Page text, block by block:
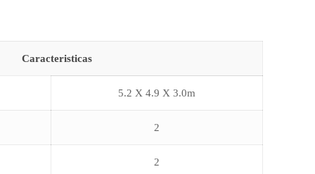
Caracteristicas
5.2 X 4.9 X 3.0m
2
2